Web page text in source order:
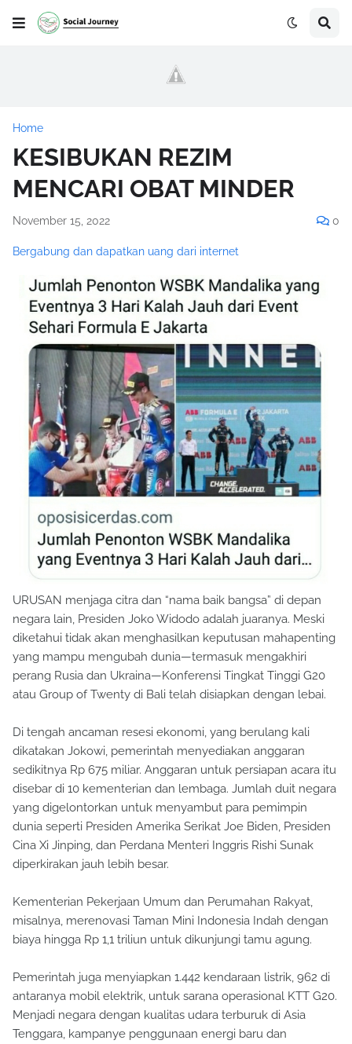
Home
KESIBUKAN REZIM
MENCARI OBAT MINDER
November 15, 2022 0
Bergabung dan dapatkan uang dari internet
URUSAN menjaga citra dan “nama baik bangsa” di depan
negara lain, Presiden Joko Widodo adalah juaranya. Meski
diketahui tidak akan menghasilkan keputusan mahapenting
yang mampu mengubah dunia—termasuk mengakhiri
perang Rusia dan Ukraina—Konferensi Tingkat Tinggi G20
atau Group of Twenty di Bali telah disiapkan dengan lebai.
Di tengah ancaman resesi ekonomi, yang berulang kali
dikatakan Jokowi, pemerintah menyediakan anggaran
sedikitnya Rp 675 miliar. Anggaran untuk persiapan acara itu
disebar di 10 kementerian dan lembaga. Jumlah duit negara
yang digelontorkan untuk menyambut para pemimpin
dunia seperti Presiden Amerika Serikat Joe Biden, Presiden
Cina Xi Jinping, dan Perdana Menteri Inggris Rishi Sunak
diperkirakan jauh lebih besar.
Kementerian Pekerjaan Umum dan Perumahan Rakyat,
misalnya, merenovasi Taman Mini Indonesia Indah dengan
biaya hingga Rp 1,1 triliun untuk dikunjungi tamu agung.
Pemerintah juga menyiapkan 1.442 kendaraan listrik, 962 di
antaranya mobil elektrik, untuk sarana operasional KTT G20.
Menjadi negara dengan kualitas udara terburuk di Asia
Tenggara, kampanye penggunaan energi baru dan